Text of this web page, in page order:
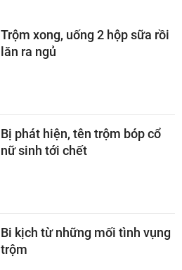
Trộm xong, uống 2 hộp sữa rồi
lăn ra ngủ
Bị phát hiện, tên trộm bóp cổ
nữ sinh tới chết
Bi kịch từ những mối tình vụng
trộm